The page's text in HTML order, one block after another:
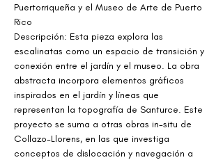
Puertorriqueña y el Museo de Arte de Puerto
Rico
Descripción: Esta pieza explora las
escalinatas como un espacio de transición y
conexión entre el jardín y el museo. La obra
abstracta incorpora elementos gráficos
inspirados en el jardín y líneas que
representan la topografía de Santurce. Este
proyecto se suma a otras obras in-situ de
Collazo-Llorens, en las que investiga
conceptos de dislocación y navegación a